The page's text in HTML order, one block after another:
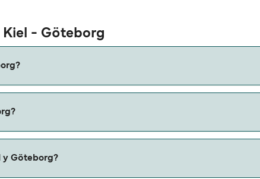
Kiel - Göteborg
que verifiques online la información más actualizada.
y Göteborg?